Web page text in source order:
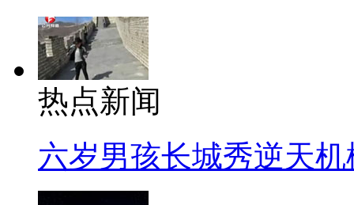
热点新闻
六岁男孩长城秀逆天机